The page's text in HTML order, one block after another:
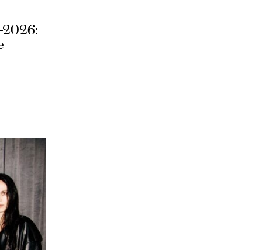
2026: